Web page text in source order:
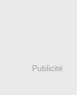
Publicité